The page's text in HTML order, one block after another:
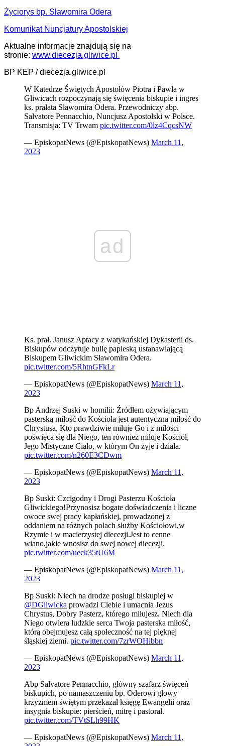
Życiorys bp. Sławomira Odera
Komunikat Nuncjatury Apostolskiej
Aktualne informacje znajdują się na
stronie: www.diecezja.gliwice.pl
BP KEP / diecezja.gliwice.pl
W Katedrze Świętych Apostołów Piotra i Pawła w
Gliwicach rozpoczynają się święcenia biskupie i ingres
ks. prałata Sławomira Odera. Przewodniczy abp.
Salvatore Pennacchio, Nuncjusz Apostolski w Polsce.
Transmisja: TV Trwam pic.twitter.com/0lz4CqcsNW
— EpiskopatNews (@EpiskopatNews) March 11,
2023
ad
Ks. prał. Janusz Aptacy z watykańskiej Dykasterii ds.
Biskupów odczytuje bullę papieską ustanawiającą
Biskupem Gliwickim Sławomira Odera.
pic.twitter.com/5RhtnGFkLr
— EpiskopatNews (@EpiskopatNews) March 11,
2023
Bp Andrzej Suski w homilii: Źródłem ożywiającym
pasterską miłość do Kościoła jest autentyczna miłość do
Chrystusa. Kto prawdziwie miłuje Go i z miłości
poświęca się dla Niego, ten również miłuje Kościół,
Jego Mistyczne Ciało, w którym On żyje i działa.
pic.twitter.com/n260E3CDwm
— EpiskopatNews (@EpiskopatNews) March 11,
2023
Bp Suski: Czcigodny i Drogi Pasterzu Kościoła
Gliwickiego!Przynosisz bogate doświadczenia i liczne
owoce swej pracy kapłańskiej, prowadzonej z
oddaniem na różnych polach służby Kościołowi,w
Rzymie i w macierzystej diecezji.Jest to cenne
wiano,jakie wnosisz do swej nowej diecezji.
pic.twitter.com/ueck35tU6M
— EpiskopatNews (@EpiskopatNews) March 11,
2023
Bp Suski: Niech na drodze posługi biskupiej w
@DGliwicka prowadzi Ciebie i umacnia Jezus
Chrystus, Dobry Pasterz, którego miłujesz. Niech dla
Niego otwiera ludzkie serca Twoja pasterska miłość,
którą obejmujesz całą społeczność na tej pięknej
śląskiej ziemi. pic.twitter.com/7zrWOHibbn
— EpiskopatNews (@EpiskopatNews) March 11,
2023
Abp Salvatore Pennacchio, główny szafarz święceń
biskupich, po namaszczeniu bp. Oderowi głowy
krzyżmem świętym przekazał księgę Ewangelii oraz
insygnia biskupie: pierścień, mitrę i pastorał.
pic.twitter.com/TVtSLh99HK
— EpiskopatNews (@EpiskopatNews) March 11,